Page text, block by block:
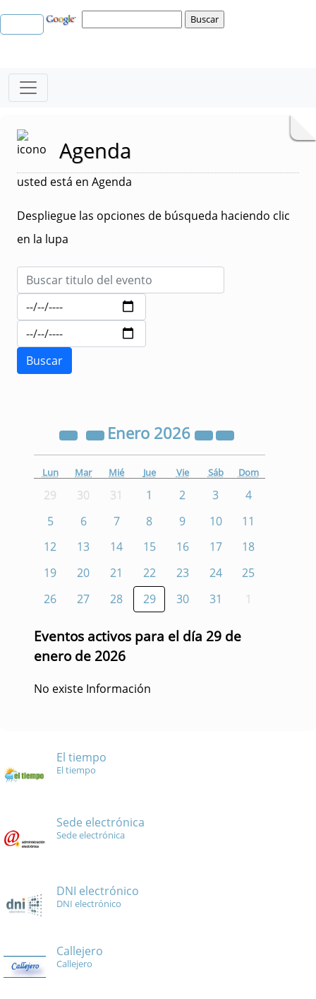
Agenda
usted está en Agenda
Despliegue las opciones de búsqueda haciendo clic
en la lupa
Enero 2026
Lun Mar Mié Jue Vie Sáb Dom
29 30 31 1 2 3
4
5
6 7 8 9 10
11
12
13 14 15 16 17
18
19
20 21 22 23 24
25
26
27 28 29 30 31 1
Eventos activos para el día 29 de
enero de 2026
No existe Información
El tiempo
El tiempo
Sede electrónica
Sede electrónica
DNI electrónico
DNI electrónico
Callejero
Callejero